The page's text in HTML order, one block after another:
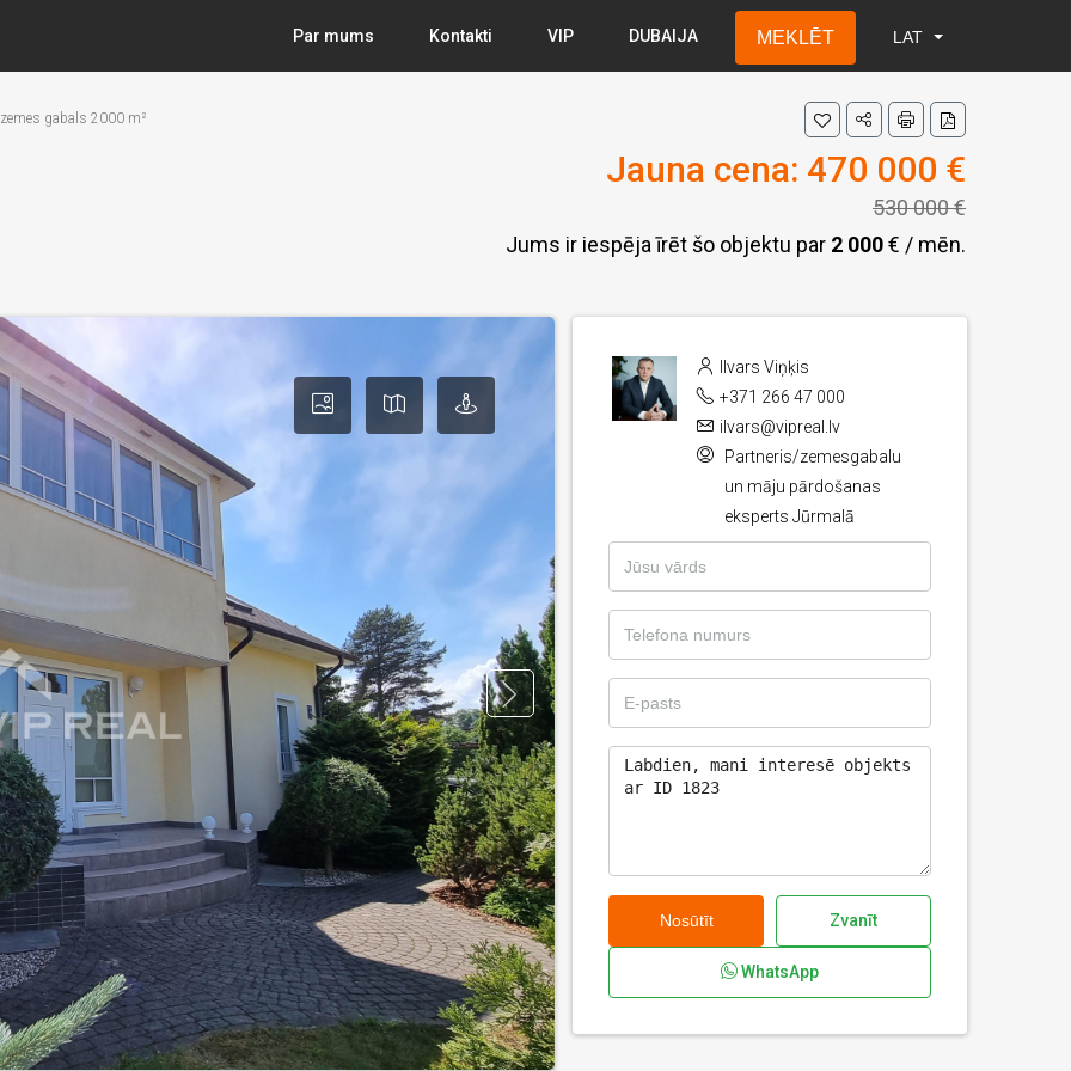
Par mums Kontakti VIP DUBAIJA MEKLĒT
LAT
LAT
ENG
gabals 2000 m²
Jauna cena: 470 000 €
530 000 €
Jums ir iespēja īrēt šo objektu par 2 000€ / mēn.
Ilvars Viņķis
+371 266 47 000
ilvars@vipreal.lv
Partneris/zemesgabalu
un māju pārdošanas
eksperts Jūrmalā
Nosūtīt Zvanīt
WhatsApp